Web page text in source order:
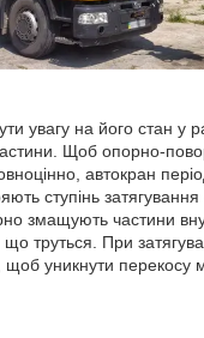
увагу на його стан у
Щоб опорно-
автокран
ступінь
змащують частини
труться. При
щоб уникнути перекосу